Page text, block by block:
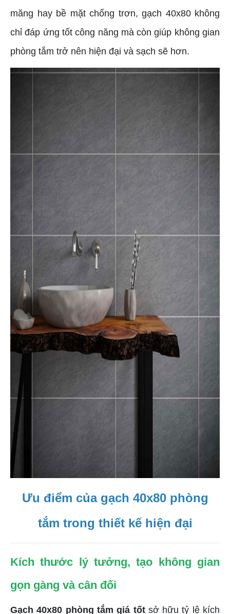
măng hay bề mặt chống trơn, gạch 40x80 không
chỉ đáp ứng tốt công năng mà còn giúp không gian
phòng tắm trở nên hiện đại và sạch sẽ hơn.
Ưu điểm của gạch 40x80 phòng
tắm trong thiết kế hiện đại
Kích thước lý tưởng, tạo không gian
gọn gàng và cân đối
Gạch 40x80 phòng tắm giá tốtsở hữu tỷ lệ kích